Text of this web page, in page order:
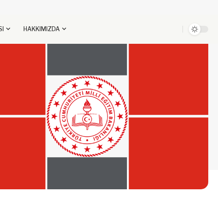
HAKKIMIZDA